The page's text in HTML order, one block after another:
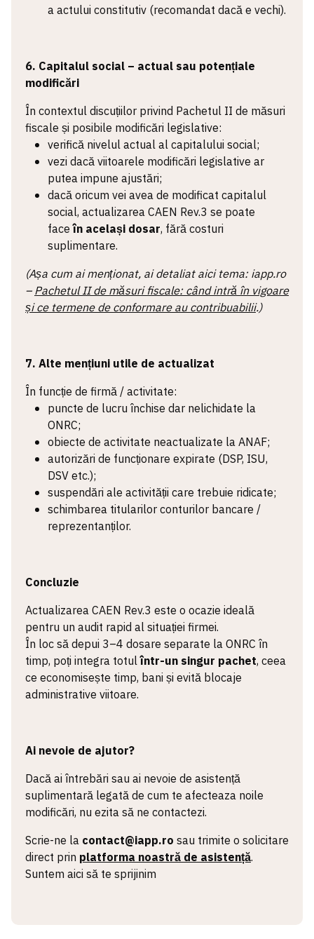
a actului constitutiv (recomandat dacă e vechi).
6. Capitalul social – actual sau potențiale
modificări
În contextul discuțiilor privind Pachetul II de măsuri
fiscale și posibile modificări legislative:
verifică nivelul actual al capitalului social;
vezi dacă viitoarele modificări legislative ar
putea impune ajustări;
dacă oricum vei avea de modificat capitalul
social, actualizarea CAEN Rev.3 se poate
faceîn același dosar, fără costuri
suplimentare.
(Așa cum ai menționat, ai detaliat aici tema: iapp.ro
–Pachetul II de măsuri fiscale: când intră în vigoare
și ce termene de conformare au contribuabilii.)
7. Alte mențiuni utile de actualizat
În funcție de firmă / activitate:
puncte de lucru închise dar nelichidate la
ONRC;
obiecte de activitate neactualizate la ANAF;
autorizări de funcționare expirate (DSP, ISU,
DSV etc.);
suspendări ale activității care trebuie ridicate;
schimbarea titularilor conturilor bancare /
reprezentanților.
Concluzie
Actualizarea CAEN Rev.3 este o ocazie ideală
pentru un audit rapid al situației firmei.
În loc să depui 3–4 dosare separate la ONRC în
timp, poți integra totulîntr-un singur pachet, ceea
ce economisește timp, bani și evită blocaje
administrative viitoare.
Ai nevoie de ajutor?
Dacă ai întrebări sau ai nevoie de asistență
suplimentară legată de cum te afecteaza noile
modificări, nu ezita să ne contactezi.
Scrie-ne la contact@iapp.ro sau trimite o solicitare
direct prin platforma noastră de asistență.
Suntem aici să te sprijinim